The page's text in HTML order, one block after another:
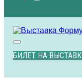
БИЛЕТ НА